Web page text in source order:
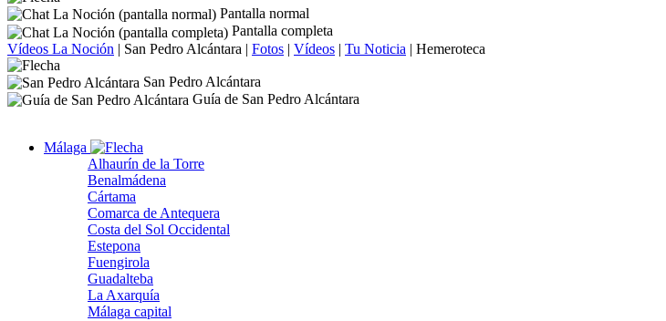
Pantalla normal
Pantalla completa
Vídeos La Noción | San Pedro Alcántara | Fotos | Vídeos | Tu Noticia | Hemeroteca
San Pedro Alcántara
Guía de San Pedro Alcántara
Málaga
Alhaurín de la Torre
Benalmádena
Cártama
Comarca de Antequera
Costa del Sol Occidental
Estepona
Fuengirola
Guadalteba
La Axarquía
Málaga capital